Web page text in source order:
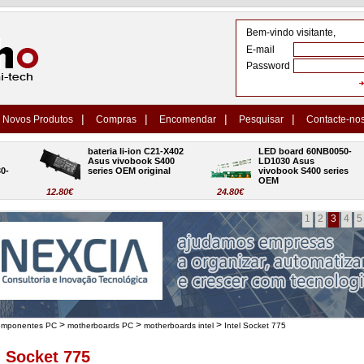
Bem-vindo visitante,
E-mail
Password
Novos Produtos | Compras | Encomendar | Pesquisar | Contacte-
12.80€
bateria li-ion C21-X402
Asus vivobook S400
series OEM original
24.80€
LED board 60NB0050-
LD1030 Asus
vivobook S400 series
OEM
1 2 3 4 5
PC > motherboards PC > motherboards intel > Intel Socket 775
Socket 775